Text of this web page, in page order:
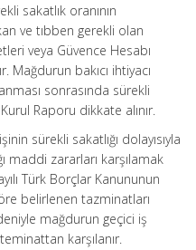
sakatlık oranının
ve tıbben gerekli olan
veya Güvence Hesabı
Mağdurun bakıcı ihtiyacı
sonrasında sürekli
Raporu dikkate alınır.
sürekli sakatlığı dolayısıyla
maddi zararları karşılamak
Türk Borçlar Kanununun
belirlenen tazminatları
mağdurun geçici iş
karşılanır.